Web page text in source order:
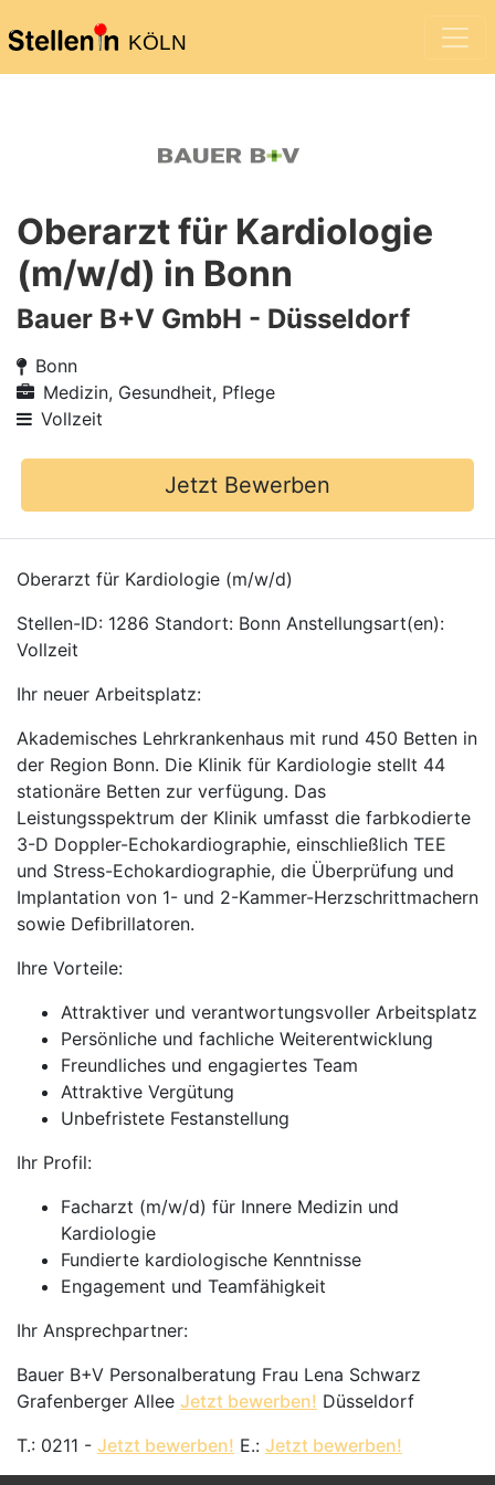
KÖLN
Oberarzt für Kardiologie
(m/w/d) in Bonn
Bauer B+V GmbH - Düsseldorf
Bonn
Medizin, Gesundheit, Pflege
Vollzeit
Jetzt Bewerben
Oberarzt für Kardiologie (m/w/d)
Stellen-ID: 1286 Standort: Bonn Anstellungsart(en):
Vollzeit
Ihr neuer Arbeitsplatz:
Akademisches Lehrkrankenhaus mit rund 450 Betten in
der Region Bonn. Die Klinik für Kardiologie stellt 44
stationäre Betten zur verfügung. Das
Leistungsspektrum der Klinik umfasst die farbkodierte
3-D Doppler-Echokardiographie, einschließlich TEE
und Stress-Echokardiographie, die Überprüfung und
Implantation von 1- und 2-Kammer-Herzschrittmachern
sowie Defibrillatoren.
Ihre Vorteile:
Attraktiver und verantwortungsvoller Arbeitsplatz
Persönliche und fachliche Weiterentwicklung
Freundliches und engagiertes Team
Attraktive Vergütung
Unbefristete Festanstellung
Ihr Profil:
Facharzt (m/w/d) für Innere Medizin und
Kardiologie
Fundierte kardiologische Kenntnisse
Engagement und Teamfähigkeit
Ihr Ansprechpartner:
Bauer B+V Personalberatung Frau Lena Schwarz
Grafenberger Allee Jetzt bewerben! Düsseldorf
T.: 0211 - Jetzt bewerben! E.: Jetzt bewerben!